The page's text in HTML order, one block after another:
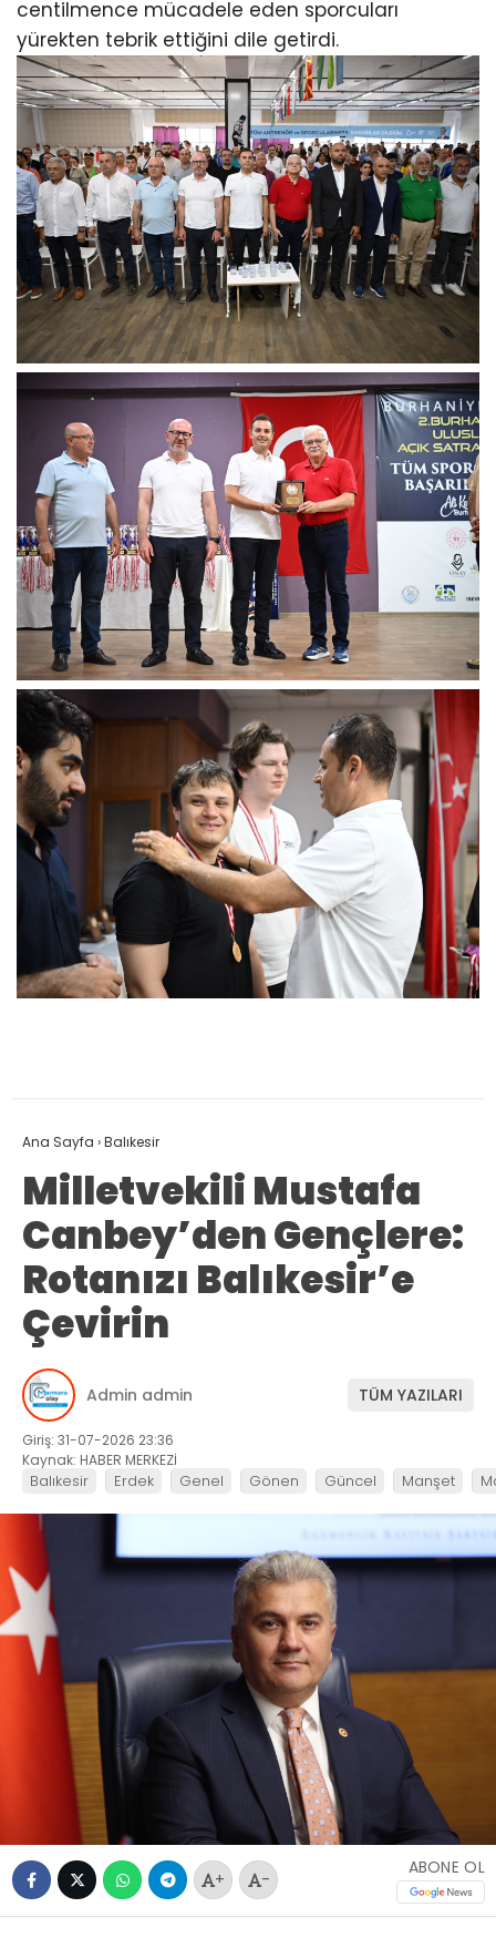
centilmence mücadele eden sporcuları
yürekten tebrik ettiğini dile getirdi.
Ana Sayfa ›Balıkesir
Milletvekili Mustafa
Canbey’den Gençlere:
Rotanızı Balıkesir’e
Çevirin
Admin admin TÜM YAZILARI
Giriş: 31-07-2026 23:36
Kaynak: HABER MERKEZİ
Balıkesir Erdek Genel Gönen Güncel Manşet
+ -
ABONE OL